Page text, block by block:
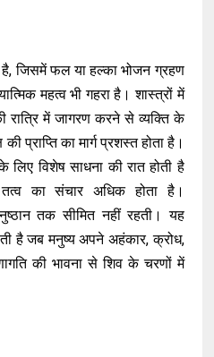
है, जिसमें फल या हल्का भोजन ग्रहण
महत्व भी गहरा है। शास्त्रों में
रात्रि में जागरण करने से व्यक्ति के
प्राप्ति का मार्ग प्रशस्त होता है।
लिए विशेष साधना की रात होती है
का संचार अधिक होता है।
तक सीमित नहीं रहती। यह
है जब मनुष्य अपने अहंकार, क्रोध,
की भावना से शिव के चरणों में